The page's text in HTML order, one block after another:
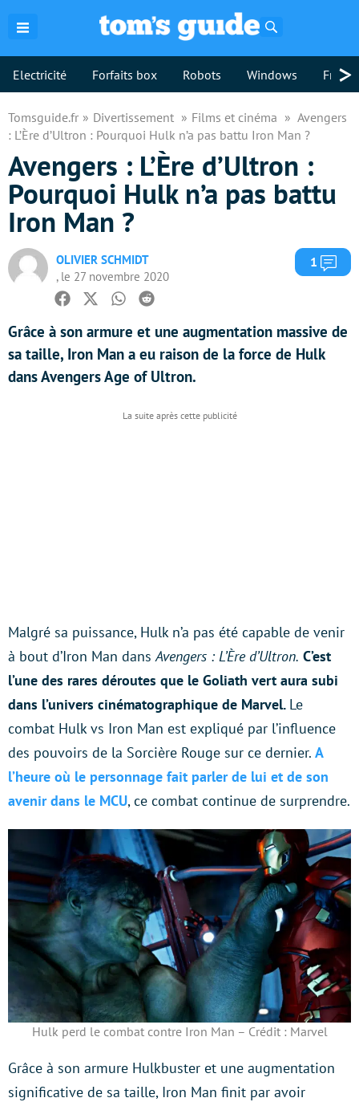
Electricité Forfaits box Robots Windows >
Tomsguide.fr Divertissement Films et cinéma
Avengers
: L’Ère d’Ultron : Pourquoi Hulk n’a pas battu Iron Man ?
Avengers : L’Ère d’Ultron :
Pourquoi Hulk n’a pas battu
Iron Man ?
OLIVIER SCHMIDT
, le 27 novembre 2020
1
Facebook
TwitterWhatsapp
Reddit
Grâce à son armure et une augmentation massive de
sa taille, Iron Man a eu raison de la force de Hulk
dans Avengers Age of Ultron.
Malgré sa puissance, Hulk n’a pas été capable de venir
à bout d’Iron Man dansAvengers : L’Ère d’Ultron. C’est
l’une des rares déroutes que le Goliath vert aura subi
dans l’univers cinématographique de Marvel. Le
combat Hulk vs Iron Man est expliqué par l’influence
des pouvoirs de la Sorcière Rouge sur ce dernier. A
l’heure où le personnage fait parler de lui et de son
avenir dans le MCU, ce combat continue de surprendre.
Hulk perd le combat contre Iron Man – Crédit : Marvel
Grâce à son armure Hulkbuster et une augmentation
significative de sa taille, Iron Man finit par avoir